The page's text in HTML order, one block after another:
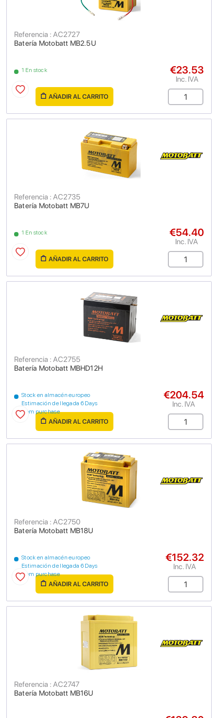
Batería Motobatt MB2.5U
Referencia : AC2727
1 En stock €23.53
Inc. IVA
AÑADIR AL CARRITO
Batería Motobatt MB7U
Referencia : AC2735
1 En stock €54.40
Inc. IVA
AÑADIR AL CARRITO
Batería Motobatt MBHD12H
Referencia : AC2755
Stock en almacén europeo
Estimación de llegada 6 Days
from purchase
€204.54
Inc. IVA
AÑADIR AL CARRITO
Batería Motobatt MB18U
Referencia : AC2750
Stock en almacén europeo
Estimación de llegada 6 Days
from purchase
€152.32
Inc. IVA
AÑADIR AL CARRITO
Batería Motobatt MB16U
Referencia : AC2747